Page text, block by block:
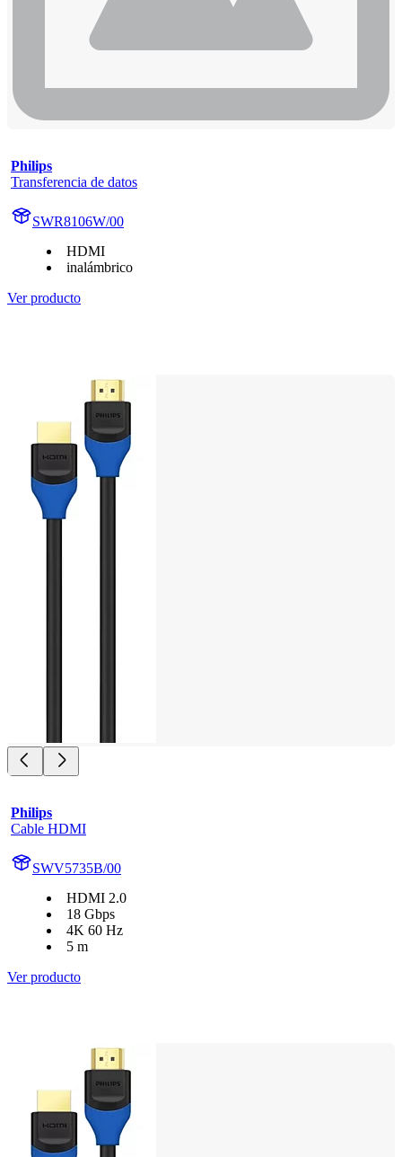
Philips
Transferencia de datos
SWR8106W/00
HDMI
inalámbrico
Ver producto
Philips
Cable HDMI
SWV5735B/00
HDMI 2.0
18 Gbps
4K 60 Hz
5 m
Ver producto